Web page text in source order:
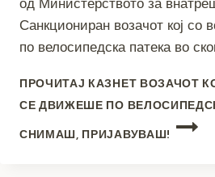
Санкциониран возачот кој со
по велосипедска патека во
ПРОЧИТАЈ КАЗНЕТ ВОЗАЧОТ
СЕ ДВИЖЕШЕ ПО
СНИМАШ, ПРИЈАВУВАШ!